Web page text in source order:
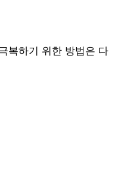
복하기 위한 방법은 다